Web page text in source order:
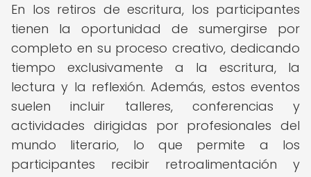
En los retiros de escritura, los participantes
tienen la oportunidad de sumergirse por
completo en su proceso creativo, dedicando
tiempo exclusivamente a la escritura, la
lectura y la reflexión. Además, estos eventos
suelen incluir talleres, conferencias y
actividades dirigidas por profesionales del
mundo literario, lo que permite a los
participantes recibir retroalimentación y